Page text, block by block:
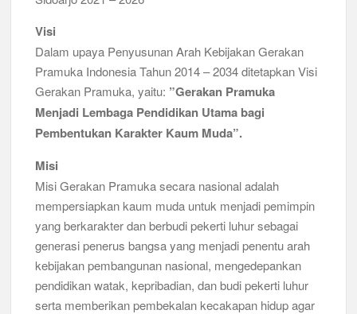
Semangat “Cerdas, Ceria, Cekatan” Warnai Pesta Siaga
Berkarakter, Berprestasi, Berbudi Luhur : Lomba Tingkat I
Gudep 14.077-14.078 Pangkalan SDN Sidodadi 1 Taman
Pramuka SMKN 1 Jabon Tempa Disiplin dan Kepedulian
Sosial Melalui Jelajah Desa
Gemuruh Semangat di Pangkalan SMP YPM 1 Taman: Saat
Kompetisi Mencetak Karakter dan Merajut Generasi di PSCC
Perkuat Kepemimpinan dan Demokrasi, Kwarran Jabon Gelar
Dianpinsa serta Musppanitera 2026
Bukan Cuma Kemah! Pramuka SMK YPM 3 Taman Adopsi
Visi
Dalam upaya Penyusunan Arah Kebijakan Gerakan
Pramuka Indonesia Tahun 2014 – 2034 ditetapkan Visi
Gerakan Pramuka, yaitu: ”Gerakan Pramuka
Menjadi Lembaga Pendidikan Utama bagi
Pembentukan Karakter Kaum Muda”.
Misi
Misi Gerakan Pramuka secara nasional adalah
mempersiapkan kaum muda untuk menjadi pemimpin
yang berkarakter dan berbudi pekerti luhur sebagai
generasi penerus bangsa yang menjadi penentu arah
kebijakan pembangunan nasional, mengedepankan
pendidikan watak, kepribadian, dan budi pekerti luhur
serta memberikan pembekalan kecakapan hidup agar